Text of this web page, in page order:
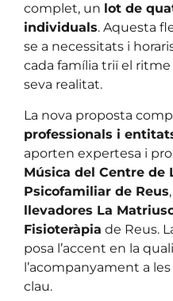
complet, un lot de
individuals. Aquesta
se a necessitats i
cada família triï el ritme
seva realitat.
La nova proposta
professionals i
aporten expertesa i
Música del Centre de
Psicofamiliar de Reus
llevadores La
Fisioteràpia de Reus.
posa l’accent en la
l’acompanyament a
clau.